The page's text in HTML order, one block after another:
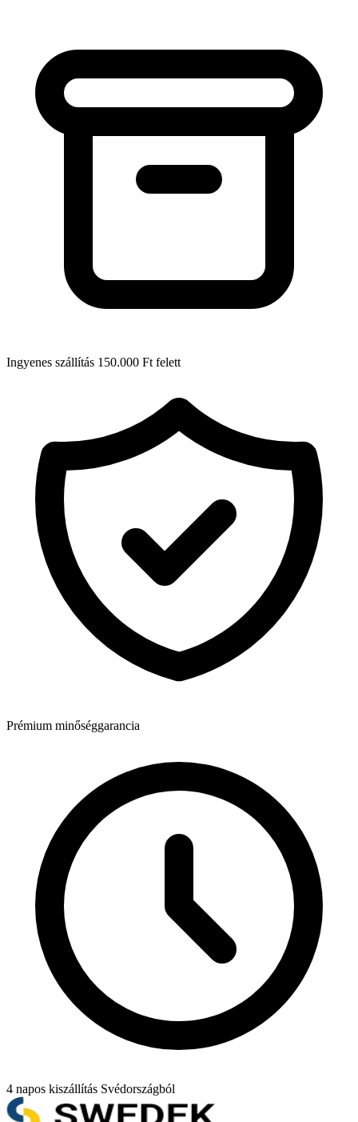
Ingyenes szállítás 150.000 Ft felett
Prémium minőséggarancia
4 napos kiszállítás Svédországból